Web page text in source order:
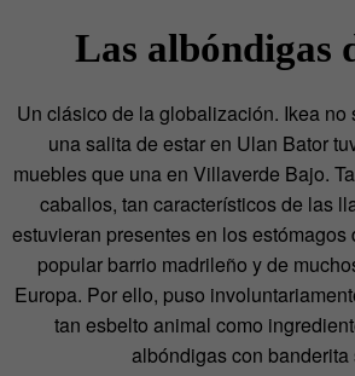
Las albóndigas
Un clásico de la globalización. Ikea no
una salita de estar en Ulan Bator
muebles que una en Villaverde Bajo.
caballos, tan característicos de las
estuvieran presentes en los
popular barrio madrileño y de
Europa. Por ello, puso
tan esbelto animal como
albóndigas con banderita